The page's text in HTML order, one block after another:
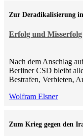
Erfolg und Misserfolg
Zur Deradikalisierung
Nach dem Anschlag
Berliner CSD bleibt
Bestrafen, Verbieten,
Wolfram Elsner
Zum Krieg gegen den